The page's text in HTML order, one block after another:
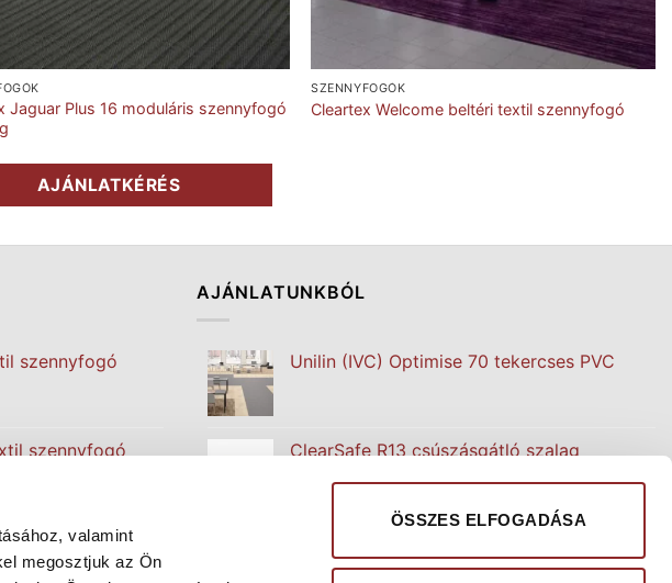
valamint
megosztjuk az Ön
ÖSSZES ELFOGADÁSA
Jaguar Plus 16 moduláris szennyfogó
AJÁNLATKÉRÉS
SZENNYFOGÓK
Cleartex Welcome beltéri textil szennyfogó
szennyfogó
szennyfogó
szennyfogó
AJÁNLATUNKBÓL
Unilin (IVC) Optimise 70 tekercses PVC
ClearSafe R13 csúszásgátló szalag
szőnyeg